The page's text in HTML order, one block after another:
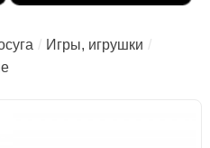
Игры, игрушки